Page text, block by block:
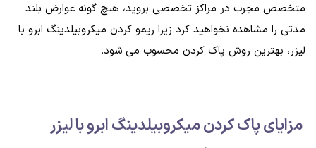
متخصص مجرب در مراکز تخصصی بروید، هیچ گونه عوارض بلند
مدتی را مشاهده نخواهید کرد زیرا ریمو کردن میکروبیلدینگ ابرو با
لیزر، بهترین روش پاک کردن محسوب می شود.
مزایای پاک کردن میکروبیلدینگ ابرو با لیزر